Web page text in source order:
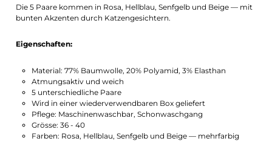
Die 5 Paare kommen in Rosa, Hellblau, Senfgelb und Beige — mit
bunten Akzenten durch Katzengesichtern.
Eigenschaften:
Material: 77% Baumwolle, 20% Polyamid, 3% Elasthan
Atmungsaktiv und weich
5 unterschiedliche Paare
Wird in einer wiederverwendbaren Box geliefert
Pflege: Maschinenwaschbar, Schonwaschgang
Grösse: 36 - 40
Farben: Rosa, Hellblau, Senfgelb und Beige — mehrfarbig